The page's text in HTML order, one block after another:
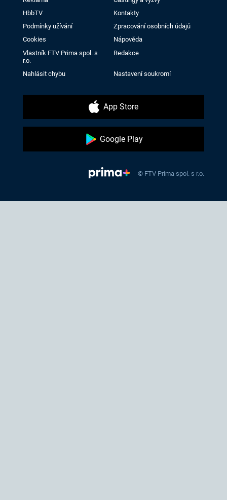
HbbTV
Kontakty
Podmínky užívání
Zpracování osobních údajů
Cookies
Nápověda
Vlastník FTV Prima spol. s
r.o.
Redakce
Nahlásit chybu Nastavení soukromí
App Store
Google Play
© FTV Prima spol. s r.o.